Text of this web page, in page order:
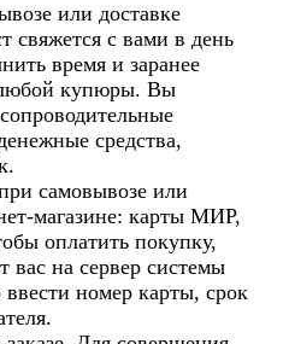
или доставке
свяжется с вами в день
время и заранее
любой купюры. Вы
средства,
самовывозе или
магазине: карты МИР,
оплатить покупку,
вас на сервер системы
номер карты, срок